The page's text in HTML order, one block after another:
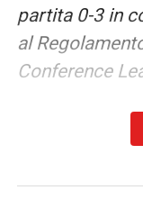
partita 0-3 in
al
Conference
LA PLAYLIST